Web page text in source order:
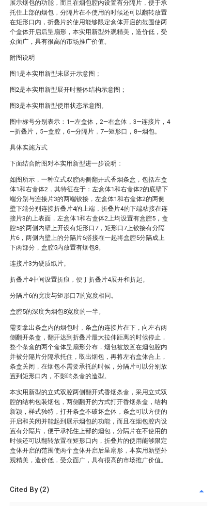
展示烟包的功能，而且在烟包腔内设置有分隔片，便于承
托住上部的烟包，分隔片在不使用的时候还可以翻转放置
在矩形口内，折叠片的使用能够限定盒体开启的范围使两
个盒体开启后呈扇形，本实用新型外观精美，造价低，受
众面广，具有很高的市场推广价值。
附图说明
图1是本实用新型未展开示意图；
图2是本实用新型展开时整体结构示意图；
图3是本实用新型使用状态示意图。
图中标号分别表示：1—左盒体，2—右盒体，3—连接片，4
—折叠片，5—盒腔，6—分隔片，7—矩形口，8—烟包。
具体实施方式
下面结合附图对本实用新型进一步说明：
如图所示，一种立式双腔两侧翻开式香烟条盒，包括左盒
体1和右盒体2，其特征在于：左盒体1和右盒体2的底壁下
端分别与连接片3的两端铰接，左盒体1和右盒体2的两侧
壁下端分别连接折叠片4的上端，折叠片4的下端粘接在连
接片3的上表面，左盒体1和右盒体2上均设置有盒腔5，盒
腔5的两侧内壁上开设有矩形口7，矩形口7上铰接有分隔
片6，两侧内壁上的分隔片6搭接在一起将盒腔5分隔成上
下两部分，盒腔5内放置有烟包8。
连接片3为硬质纸片。
折叠片4中间设置折痕，便于折叠片4展开和折起。
分隔片6的宽度与矩形口7的宽度相同。
盒腔5的深度为烟包8宽度的一半。
需要拿出条盒内的烟包时，条盒的连接片在下，向左右两
侧翻开条盒，翻开达到折叠片最大拉伸距离的时候停止，
整个条盒的两个盒体呈扇形分布，烟包被放置在烟包腔内
并被分隔片分隔承托住，取出烟包，再将左右盒体合上，
条盒关闭，在烟包不需要承托的时候，分隔片可以分别放
置到矩形口内，不影响条盒的造型。
本实用新型的立式双腔两侧翻开式香烟条盒，采用立式双
腔的结构包装烟包，两侧翻开的方式打开香烟条盒，结构
新颖，样式独特，打开条盒不破坏盒体，条盒可以方便的
开启和关闭并能起到展示烟包的功能，而且在烟包腔内设
置有分隔片，便于承托住上部的烟包，分隔片在不使用的
时候还可以翻转放置在矩形口内，折叠片的使用能够限定
盒体开启的范围使两个盒体开启后呈扇形，本实用新型外
观精美，造价低，受众面广，具有很高的市场推广价值。
Cited By (2)